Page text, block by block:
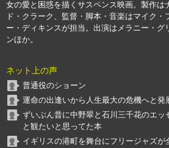
女の愛と困惑を描くサスペンス映画。製作は
ド・クラーク、監督・脚本・音楽はマイク・
ー・ディキンスが担当。出演はメラニー・グ
ンほか。
ネット上の声
普通役のショーン
運命の出逢いから人生最大の危機へと発
ずいぶん昔に中野翠と石川三千花のエッ
と観たいと思ってた本
イギリスの港町を舞台にフリージャズが